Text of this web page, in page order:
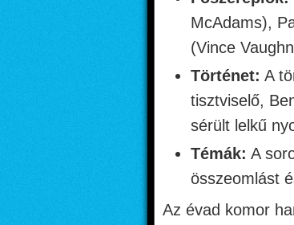
McAdams),
(Vince
Történet: A
tisztviselő,
sérült lelkű
Témák: A
összeomlást
Az évad komor